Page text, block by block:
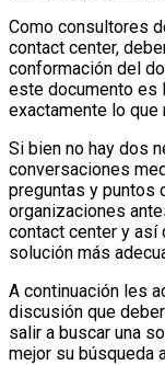
Como consultores
contact center,
conformación del
este documento es
exactamente lo que
Si bien no hay dos
conversaciones
preguntas y puntos
organizaciones
contact center y así
solución más
A continuación les
discusión que
salir a buscar una
mejor su búsqueda